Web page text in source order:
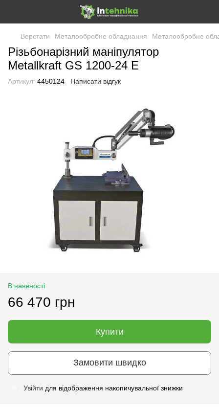
Верстати Металообробне обладнання Металообробне
Різьбонарізний маніпулятор
Metallkraft GS 1200-24 E
Артикул: 4450124 Написати відгук
В наявності
66 470 грн
Купити
Замовити швидко
Увійти для відображення накопичувальної знижки